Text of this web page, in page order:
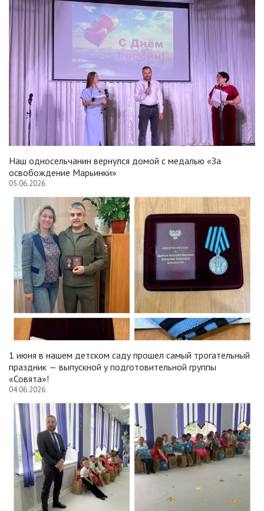
Наш односельчанин вернулся домой с медалью «За
освобождение Марьинки»
05.06.2026
1 июня в нашем детском саду прошел самый трогательный
праздник — выпускной у подготовительной группы
«Совята»!
04.06.2026